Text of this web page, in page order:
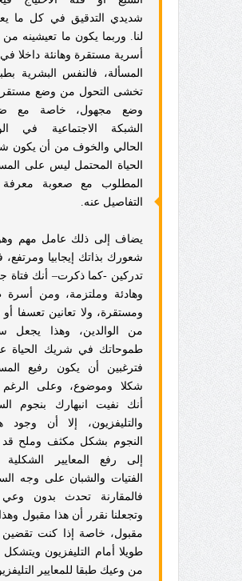
شديدي التدقيق في كل ما
لنا. وربما يكون ما تعيشينه من
أسرية مستقرة وهانئة داخلا
المسألة، فالنفس البشرية
تخشى التحول من وضع مستقر
وضع مجهول، خاصة مع
الشبكة الاجتماعية في
الحالي والخوف من أن يكون
الحياة المحتمل ليس على
المطلوب مع صعوبة
التفاصيل عنه.
يضاف إلى ذلك عامل مهم
شعورك بذاتك إيجابيا ومرتفع،
تدركين -كما ذكرت– أنك فتاة
وهادئة وملتزمة، ومن أسرة
ومستقرة، ولا تعانين تعسفا أو
من الوالدين، وهذا يجعل
طموحاتك في شريك الحياة
فترغبين أن يكون رفيع
شكلا وموضوع، وعلى
أنك نفيت انبهارك بنجوم
والتليفزيون، إلا أن وجود
النجوم بشكل مكثف وملح قد
إلى رفع المعايير
الفتيات والشبان على وجه
فالمقارنة تحدث بدون وعي
وتجعلنا نقرر أن هذا مقبول
مقبول، خاصة إذا كنت تقضين
طويلا أمام التليفزيون
من وعيك طبقا للمعايير